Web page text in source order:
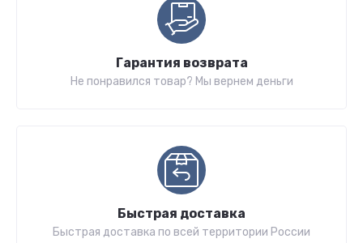
Гарантия возврата
Не понравился товар? Мы вернем деньги
Быстрая доставка
Быстрая доставка по всей территории России